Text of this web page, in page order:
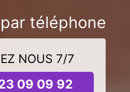
téléphone
NOUS 7/7
09 09 92